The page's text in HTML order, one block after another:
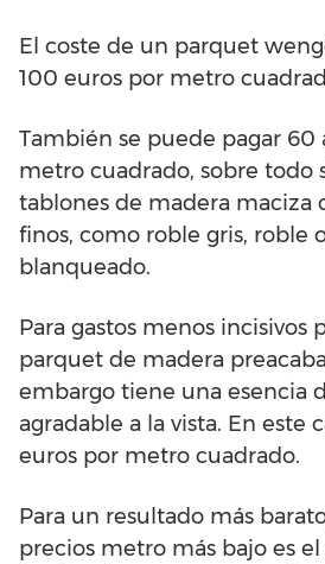
El coste de un parquet
100 euros por metro
También se puede pagar 60
metro cuadrado, sobre todo
tablones de madera maciza
finos, como roble gris, roble
blanqueado.
Para gastos menos incisivos
parquet de madera
embargo tiene una esencia
agradable a la vista. En este
euros por metro cuadrado.
Para un resultado más
precios metro más bajo es